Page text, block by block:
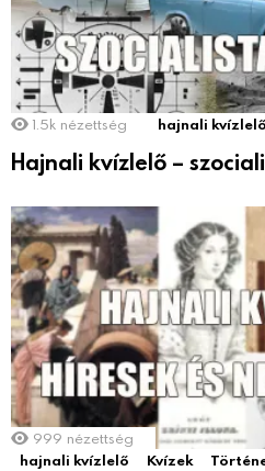
1.5k nézettség hajnali kvízlelő
Hajnali kvízlelő –
999 nézettség
hajnali kvízlelő
Kvízek